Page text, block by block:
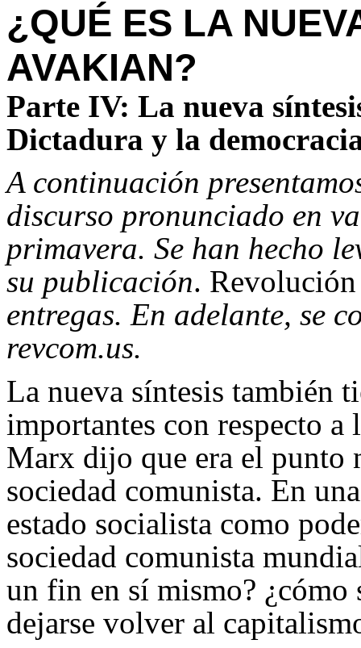
¿QUÉ ES LA
AVAKIAN?
Parte IV: La nueva
Dictadura y la
A continuación
discurso pronunciado en
primavera. Se han hecho
su publicación. Revolución
entregas. En adelante, se
revcom.us.
La nueva síntesis también
importantes con respecto
Marx dijo que era el punto
sociedad comunista. En
estado socialista como
sociedad comunista
un fin en sí mismo?
dejarse volver al